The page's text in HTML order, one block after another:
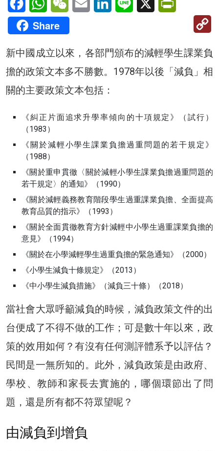
Share
新中國成立以來，各部門頒布的減輕學生課業負
擔的政策文本多不勝數。1978年以後「減負」相
關的主要政策文本包括：
《糾正片面追求升學率傾向的十項規定》（試行）
（1983）
《關於減輕小學生課業負擔過重問題的若干規定》
（1988）
《關於重申貫徹〈關於減輕小學生課業負擔過重問題的
若干規定〉的通知》（1990）
《關於減輕義務教育階段學生過重課業負擔、全面提高
教育品質的指示》（1993）
《關於全面貫徹教育方針減輕中小學生過重課業負擔的
意見》（1994）
《關於在小學減輕學生過重負擔的緊急通知》（2000）
《小學生減負十條規定》（2013）
《中小學生減負措施》（減負三十條）（2018）
當社會大眾呼籲減負的時候，減負政策文件的出
台便成了不得不做的工作；可是數十年以來，政
策的效用如何？有沒有任何測評體系予以評估？
民間是一無所知的。此外，減負政策是由政府、
學校、教師和家長去實施的，哪個環節出了問
題，還是所有都不符眾望呢？
由減負到增負